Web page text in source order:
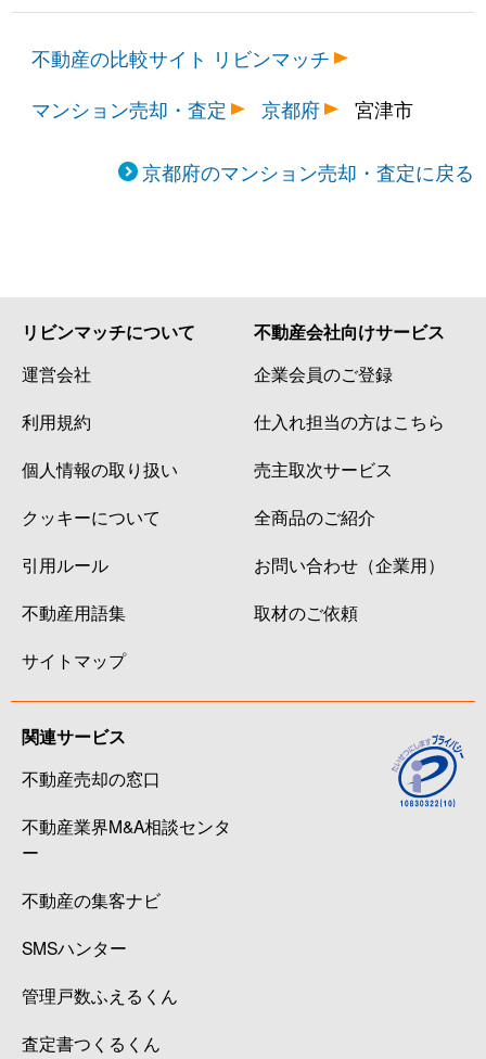
不動産の比較サイト リビンマッチ
マンション売却・査定
京都府 宮津市
京都府のマンション売却・査定に戻る
リビンマッチについて
運営会社
利用規約
個人情報の取り扱い
クッキーについて
引用ルール
不動産用語集
サイトマップ
不動産会社向けサービス
企業会員のご登録
仕入れ担当の方はこちら
売主取次サービス
全商品のご紹介
お問い合わせ（企業用）
取材のご依頼
関連サービス
不動産売却の窓口
不動産業界M&A相談センタ
ー
不動産の集客ナビ
SMSハンター
管理戸数ふえるくん
査定書つくるくん